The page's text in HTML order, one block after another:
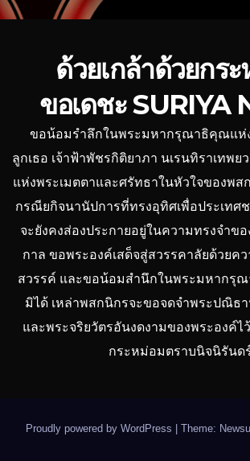
ด้วยเกล้าด้วยกร
ขอเดชะ SURIYA
ขอน้อมรำลึกในพระมหากรุณาธิคุณแห่ง
ลูกเธอ เจ้าฟ้าพัชรกิติยาภา นเรนทิราเทพย
แห่งพระเมตตาและศรัทธาในหัวใจของพส
กรณียกิจนานัปการที่ทรงอุทิศเพื่อประเทศ
จะยังคงส่องประกายอยู่ในความทรงจำข
กาล ขอพระองค์เสด็จสู่สวรรคาลัยด้วยค
สวรรค์ และขอน้อมสำนึกในพระมหากรุ
มิได้ เหล่าพสกนิกรจะขอจดจำพระปณิธา
และพระจริยวัตรอันงดงามของพระองค์ไ
กระหม่อมตราบนิจนิรันด
Proudly powered by WordPress | Theme: